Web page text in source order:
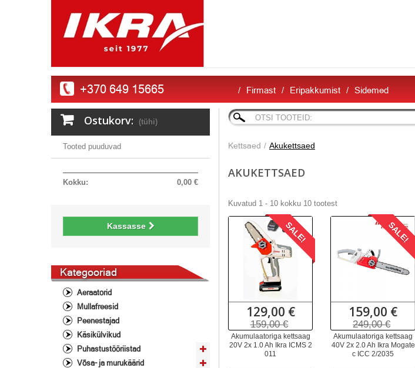
+370 649 15665 Firmast Eripakkumist Sidemed
Ostukorv: (tühi)
Tooted puuduvad
0,00 €
Kokku:
Kassasse
Kategooriad
Aeraatorid
Mullafreesid
Peenestajad
Käsikülvikud
Puhastustööriistad
Võsa- ja murukäärid
Kettsaed Akukettsaed
AKUKETTSAED
Kuvatud 1 - 10 kokku 10 tootest
129,00 €
159,00 €
SALE!
Akumulaatoriga kettsaag
20V 2x 1.0 Ah Ikra ICMS 2
011
159,00 €
249,00 €
SALE!
Akumulaatoriga kettsaag
40V 2x 2.0 Ah Ikra Mogate
c ICC 2/2035